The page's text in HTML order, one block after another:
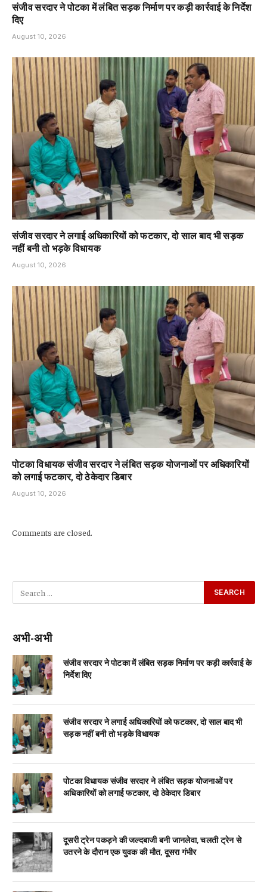
संजीव सरदार ने पोटका में लंबित सड़क निर्माण पर कड़ी कार्रवाई के निर्देश
दिए
August 10, 2026
संजीव सरदार ने लगाई अधिकारियों को फटकार, दो साल बाद भी सड़क
नहीं बनी तो भड़के विधायक
August 10, 2026
पोटका विधायक संजीव सरदार ने लंबित सड़क योजनाओं पर अधिकारियों
को लगाई फटकार, दो ठेकेदार डिबार
August 10, 2026
Comments are closed.
अभी-अभी
संजीव सरदार ने पोटका में लंबित सड़क निर्माण पर कड़ी कार्रवाई के
निर्देश दिए
संजीव सरदार ने लगाई अधिकारियों को फटकार, दो साल बाद भी
सड़क नहीं बनी तो भड़के विधायक
पोटका विधायक संजीव सरदार ने लंबित सड़क योजनाओं पर
अधिकारियों को लगाई फटकार, दो ठेकेदार डिबार
दूसरी ट्रेन पकड़ने की जल्दबाजी बनी जानलेवा, चलती ट्रेन से
उतरने के दौरान एक युवक की मौत, दूसरा गंभीर